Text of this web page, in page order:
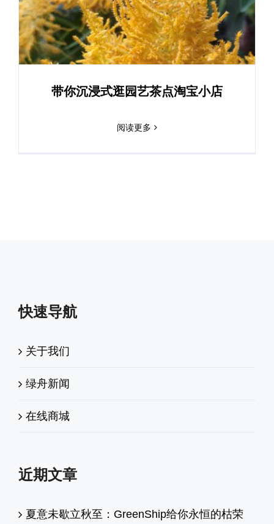
展会动态
带你沉浸式逛园艺茶点淘宝小店
阅读更多
快速导航
关于我们
绿舟新闻
在线商城
近期文章
夏意未歇立秋至：GreenShip给你永恒的枯荣